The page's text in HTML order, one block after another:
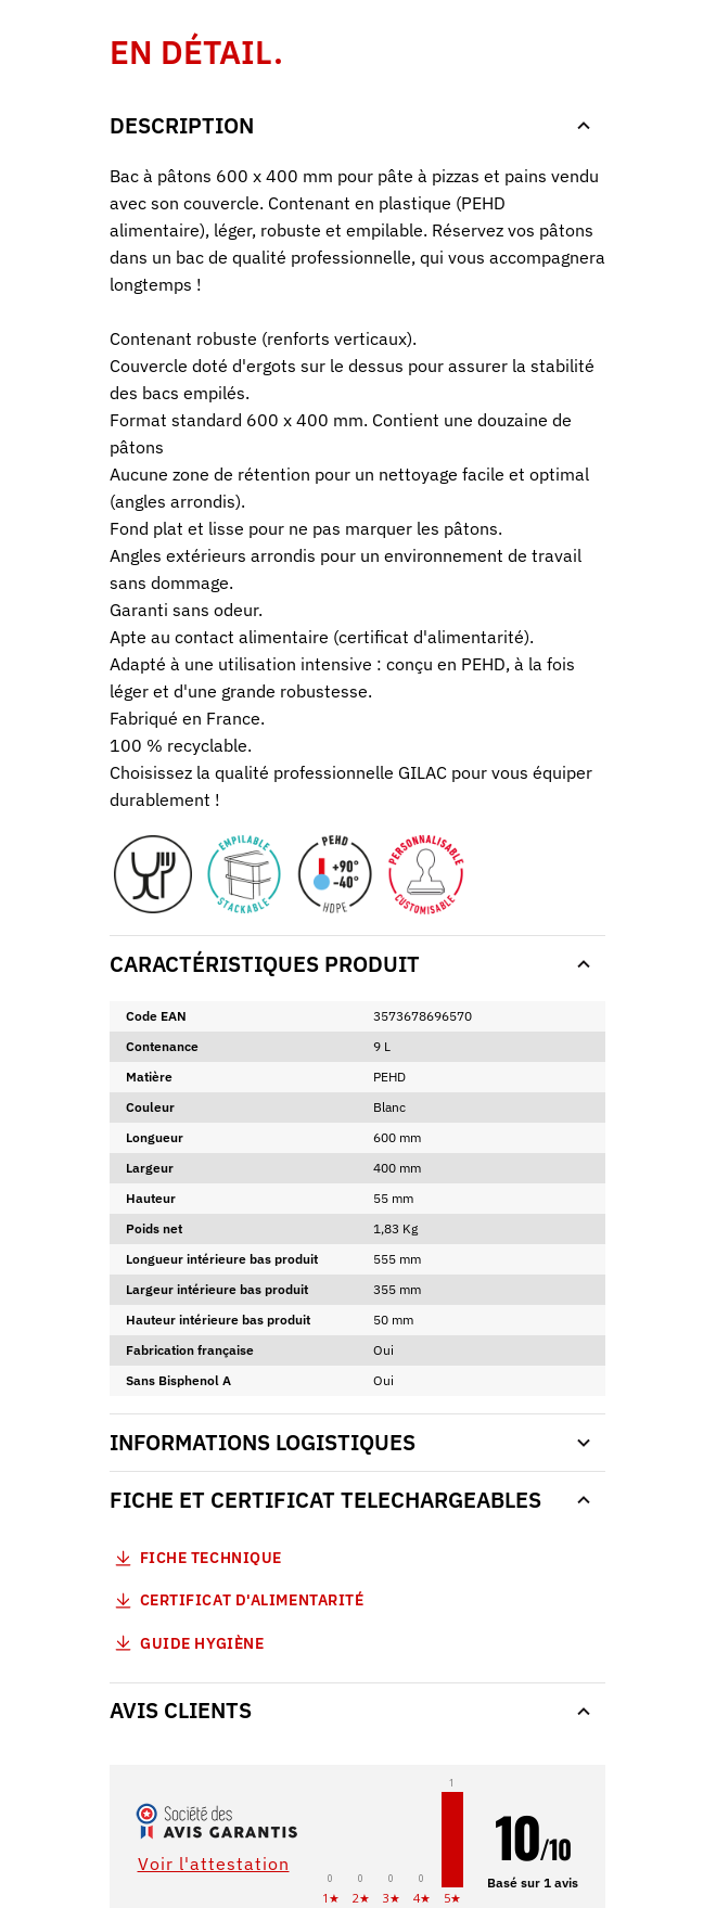
EN DÉTAIL.
DESCRIPTION
Bac à pâtons 600 x 400 mm pour pâte à pizzas et pains vendu
avec son couvercle. Contenant en plastique (PEHD
alimentaire), léger, robuste et empilable. Réservez vos pâtons
dans un bac de qualité professionnelle, qui vous accompagnera
longtemps !
Contenant robuste (renforts verticaux).
Couvercle doté d'ergots sur le dessus pour assurer la stabilité
des bacs empilés.
Format standard 600 x 400 mm. Contient une douzaine de
pâtons
Aucune zone de rétention pour un nettoyage facile et optimal
(angles arrondis).
Fond plat et lisse pour ne pas marquer les pâtons.
Angles extérieurs arrondis pour un environnement de travail
sans dommage.
Garanti sans odeur.
Apte au contact alimentaire (certificat d'alimentarité).
Adapté à une utilisation intensive : conçu en PEHD, à la fois
léger et d'une grande robustesse.
Fabriqué en France.
100 % recyclable.
Choisissez la qualité professionnelle GILAC pour vous équiper
durablement !
CARACTÉRISTIQUES PRODUIT
Code EAN
3573678696570
Contenance
9 L
Matière
PEHD
Couleur
Blanc
Longueur
600 mm
Largeur
400 mm
Hauteur
55 mm
Poids net
1,83 Kg
Longueur intérieure bas produit
555 mm
Largeur intérieure bas produit
355 mm
Hauteur intérieure bas produit
50 mm
Fabrication française
Oui
Sans Bisphenol A
Oui
INFORMATIONS LOGISTIQUES
FICHE ET CERTIFICAT TELECHARGEABLES
FICHE TECHNIQUE
CERTIFICAT D'ALIMENTARITÉ
GUIDE HYGIÈNE
AVIS CLIENTS
Voir l'attestation
0
1★
0
2★
0
3★
0
4★
1
5★
10/10
Basé sur 1 avis